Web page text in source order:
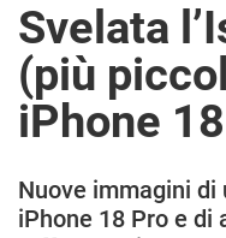
Svelata
(più
iPhone
Nuove immagini
iPhone 18 Pro e di